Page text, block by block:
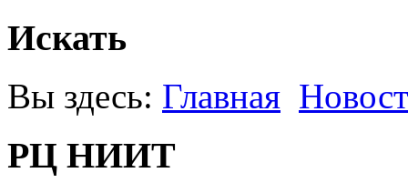
Искать
Вы здесь: Главная
РЦ НИИТ